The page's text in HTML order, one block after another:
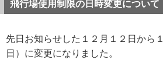
飛行場使用制限の日時変更について
先日お知らせした１２月１２日から
日）に変更になりました。